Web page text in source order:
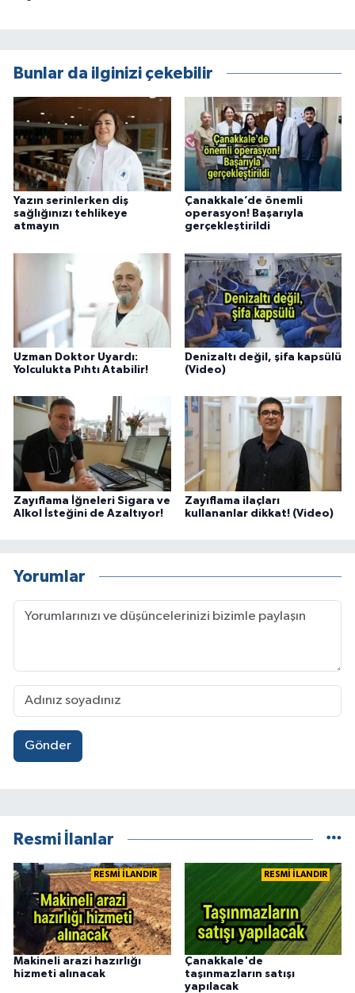
Bunlar da ilginizi çekebilir
Yazın serinlerken diş
sağlığınızı tehlikeye
atmayın
Çanakkale’de önemli
operasyon! Başarıyla
gerçekleştirildi
Uzman Doktor Uyardı:
Yolculukta Pıhtı Atabilir!
Denizaltı değil, şifa kapsülü
(Video)
Zayıflama İğneleri Sigara ve
Alkol İsteğini de Azaltıyor!
Zayıflama ilaçları
kullananlar dikkat! (Video)
Yorumlar
Gönder
Resmi İlanlar
RESMİ İLANDIR
Makineli arazi hazırlığı
hizmeti alınacak
RESMİ İLANDIR
Çanakkale'de
taşınmazların satışı
yapılacak